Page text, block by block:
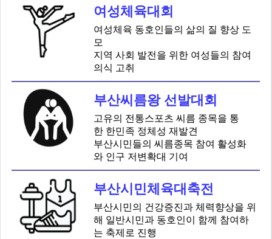
여성체육대회
여성체육 동호인들의 삶의 질 향상 도
모
지역 사회 발전을 위한 여성들의 참여
의식 고취
부산씨름왕 선발대회
고유의 전통스포츠 씨름 종목을 통
한 한민족 정체성 재발견
부산시민들의 씨름종목 참여 활성화
와 인구 저변확대 기여
부산시민체육대축전
부산시민의 건강증진과 체력향상을 위
해 일반시민과 동호인이 함께 참여하
는 축제로 진행